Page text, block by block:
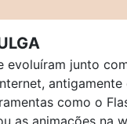
evoluíram junto
como o
as animações na